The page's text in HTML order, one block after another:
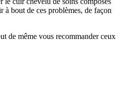
à bout de ces problèmes, de façon
de même vous recommander ceux